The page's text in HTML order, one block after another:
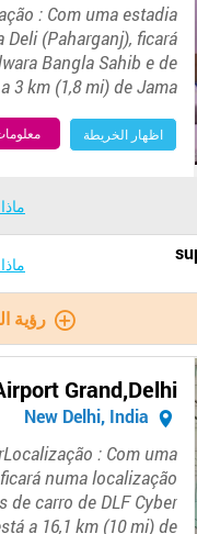
: Com uma estadia
Deli (Paharganj), ficará
Bangla Sahib e de
3 km (1,8 mi) de Jama…
اظهار الخريطة
رؤية
Grand,Delhi
: Com uma
numa localização
de carro de DLF Cyber
a 16,1 km (10 mi) de…